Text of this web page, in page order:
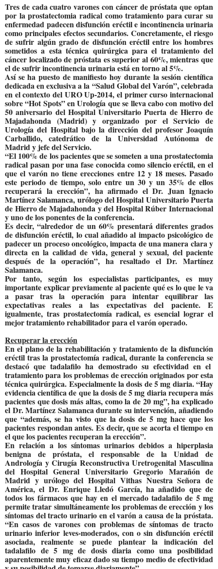
Tres de cada cuatro varones con cáncer de próstata que optan
por la prostatectomia radical como tratamiento para curar su
enfermedad padecen disfunción eréctil e incontinencia urinaria
como principales efectos secundarios. Concretamente, el riesgo
de sufrir algún grado de disfunción eréctil entre los hombres
sometidos a esta técnica quirúrgica para el tratamiento del
cáncer localizado de próstata es superior al 60%, mientras que
el de sufrir incontinencia urinaria está en torno al 5%.
Así se ha puesto de manifiesto hoy durante la sesión científica
dedicada en exclusiva a la “Salud Global del Varón”, celebrada
en el contexto del URO Up-2014, el primer curso internacional
sobre “Hot Spots” en Urología que se lleva cabo con motivo del
50 aniversario del Hospital Universitario Puerta de Hierro de
Majadahonda (Madrid) y organizado por el Servicio de
Urología del Hospital bajo la dirección del profesor Joaquín
Carballido, catedrático de la Universidad Autónoma de
Madrid y jefe del Servicio.
“El 100% de los pacientes que se someten a una prostatectomia
radical pasan por una fase conocida como silencio eréctil, en el
que el varón no tiene erecciones entre 12 y 18 meses. Pasado
este periodo de tiempo, solo entre un 30 y un 35% de ellos
recuperará la erección”, ha afirmado el Dr. Juan Ignacio
Martínez Salamanca, urólogo del Hospital Universitario Puerta
de Hierro de Majadahonda y del Hospital Rúber Internacional
y uno de los ponentes de la conferencia.
Es decir, “alrededor de un 60% presentará diferentes grados
de disfunción eréctil, lo cual añadido al impacto psicológico de
padecer un proceso oncológico, impacta de una manera clara y
directa en la calidad de vida, general y sexual, del paciente
después de la operación”, ha resaltado el Dr. Martínez
Salamanca.
Por tanto, según los especialistas participantes, es muy
importante explicar previamente al paciente qué es lo que le va
a pasar tras la operación para intentar equilibrar las
expectativas reales a las expectativas del paciente. E
igualmente, tras prostatectomía radical, es esencial lograr el
mejor tratamiento rehabilitador para el varón operado.
Recuperar la erección
En el plano de la rehabilitación y tratamiento de la disfunción
eréctil tras la prostatectomía radical, durante la conferencia se
destacó que tadalafilo ha demostrado su efectividad en el
tratamiento para los problemas de erección originados por esta
técnica quirúrgica. Especialmente la dosis de 5 mg diaria. “Hay
evidencia científica de que la dosis de 5 mg diaria recupera más
pacientes que dosis más altas, como la de 20 mg”, ha explicado
el Dr. Martínez Salamanca durante su intervención, añadiendo
que “además, se ha visto que la dosis de 5 mg hace que los
pacientes respondan antes. Es decir, que se acorta el tiempo en
el que los pacientes recuperan la erección”.
En relación a los síntomas urinarios debidos a hiperplasia
benigna de próstata, el responsable de la Unidad de
Andrología y Cirugía Reconstructiva Uretrogenital Masculina
del Hospital General Universitario Gregorio Marañón de
Madrid y urólogo del Hospital Vithas Nuestra Señora de
América, el Dr. Enrique Lledó García, ha añadido que de
todos los fármacos que hay en el mercado tadalafilo de 5 mg
permite tratar simultáneamente los problemas de erección y los
síntomas del tracto urinario en el varón a causa de la próstata.
“En casos de varones con problemas de síntomas de tracto
urinario inferior leves-moderados, con o sin disfunción eréctil
asociada, realmente se puede plantear la indicación del
tadalafilo de 5 mg de dosis diaria como una posibilidad
aparentemente muy eficaz dado su tiempo medio de efectividad